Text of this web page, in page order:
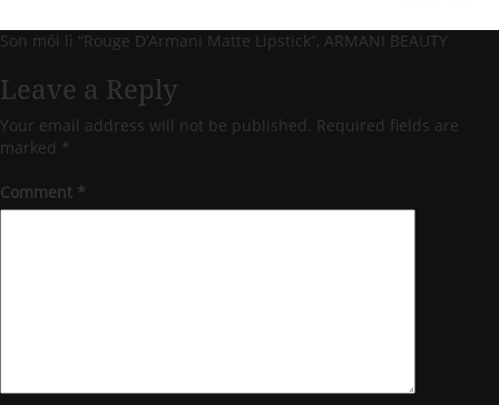
Son môi lì “Rouge D’Armani Matte Lipstick”, ARMANI BEAUTY
Leave a Reply
Your email address will not be published. Required fields are
marked *
Comment *